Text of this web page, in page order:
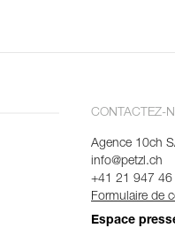
CONTACTEZ-
Agence 10ch
info@petzl.ch
+41 21 947 46
Formulaire de
Espace